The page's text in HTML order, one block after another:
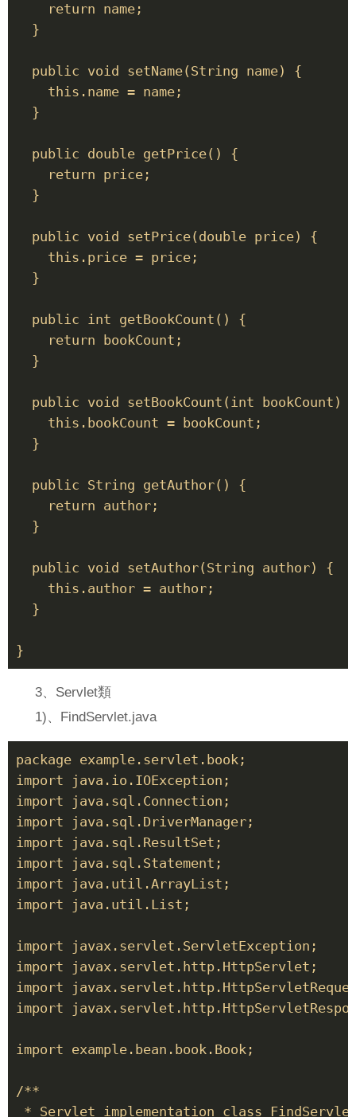
    return name;
  }
  public void setName(String name) {
    this.name = name;
  }
  public double getPrice() {
    return price;
  }
  public void setPrice(double price) {
    this.price = price;
  }
  public int getBookCount() {
    return bookCount;
  }
public void setBookCount(int bookCount)
    this.bookCount = bookCount;
  }
  public String getAuthor() {
    return author;
  }
  public void setAuthor(String author) {
    this.author = author;
  }
3、Servlet類
1)、FindServlet.java
package example.servlet.book;
import java.io.IOException;
import java.sql.Connection;
import java.sql.DriverManager;
import java.sql.ResultSet;
import java.sql.Statement;
import java.util.ArrayList;
import java.util.List;
import javax.servlet.ServletException;
import javax.servlet.http.HttpServlet;
import
import
import example.bean.book.Book;
/**
* Servlet implementation class